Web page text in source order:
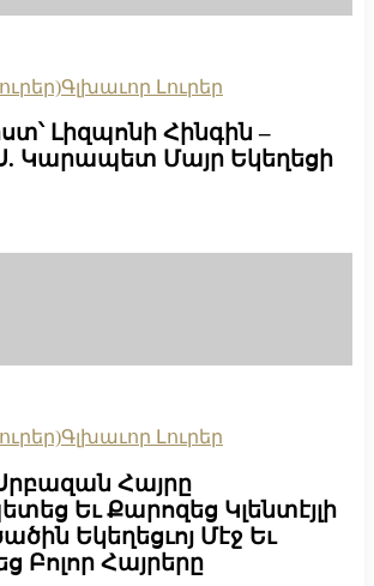
Գլխաւոր Լուրեր
Լիզպոնի Հինգին –
Կարապետ Մայր Եկեղեցի
Գլխաւոր Լուրեր
Հայրը
Եւ Քարոզեց Կլենտէյլի
Եկեղեցւոյ Մէջ Եւ
Բոլոր Հայրերը